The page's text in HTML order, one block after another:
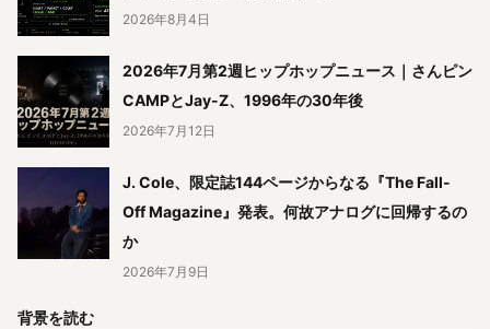
2026年8月4日
2026年7月第2週ヒップホップニュース｜さんピン
CAMPとJay-Z、1996年の30年後
2026年7月12日
J. Cole、限定誌144ページからなる『The Fall-
Off Magazine』発表。何故アナログに回帰するの
か
2026年7月9日
背景を読む